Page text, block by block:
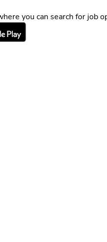
you can search for job